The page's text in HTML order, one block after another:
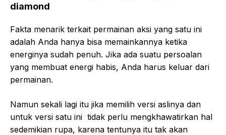
diamond
Fakta menarik terkait permainan aksi yang satu ini
adalah Anda hanya bisa memainkannya ketika
energinya sudah penuh. Jika ada suatu persoalan
yang membuat energi habis, Anda harus keluar dari
permainan.
Namun sekali lagi itu jika memilih versi aslinya dan
untuk versi satu ini tidak perlu mengkhawatirkan hal
sedemikian rupa, karena tentunya itu tak akan